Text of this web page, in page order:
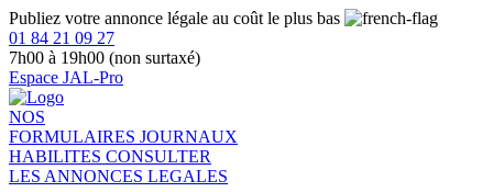
Publiez votre annonce légale au coût le plus bas
01 84 21 09 27
7h00 à 19h00 (non surtaxé)
Espace JAL-Pro
NOS
FORMULAIRES JOURNAUX
HABILITES CONSULTER
LES ANNONCES LEGALES